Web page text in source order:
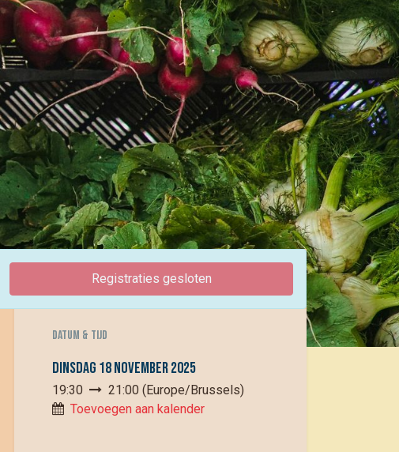
Registraties gesloten
DATUM & TIJD
dinsdag 18 november 2025
19:30 21:00 ( Europe/Brussels)
Toevoegen aan kalender